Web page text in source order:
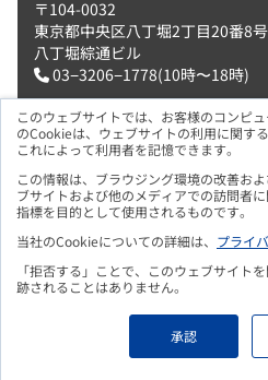
このウェブサイトでは、お客様のコンピ
のCookieは、ウェブサイトの利用に関す
これによって利用者を記憶できます。
この情報は、ブラウジング環境の改善お
ブサイトおよび他のメディアでの訪問者
指標を目的として使用されるものです。
当社のCookieについての詳細は、 プライ
「拒否する」ことで、このウェブサイト
跡されることはありません。
承認
〒104-0032
東京都中央区八丁堀2丁目20番8号
八丁堀綜通ビル
03−3206−1778(10時〜18時)
会社情報
お知らせ
プライバシーポリシー
資料請求・お問合わせ